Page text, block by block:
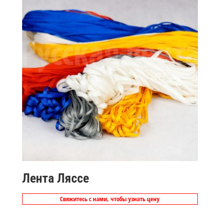
Лента Ляссе
Свяжитесь с нами, чтобы узнать цену